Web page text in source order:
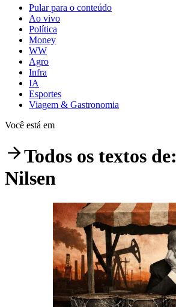
Pular para o conteúdo
Ao vivo
Política
Money
WW
Agro
Infra
IA
Esportes
Viagem & Gastronomia
Você está em
Todos os textos de:
Nilsen